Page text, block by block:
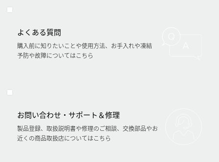
よくある質問
購入前に知りたいことや使用方法、お手入れや凍結
予防や故障についてはこちら
お問い合わせ・サポート＆修理
製品登録、取扱説明書や修理のご相談、交換部品やお
近くの商品取扱店についてはこちら